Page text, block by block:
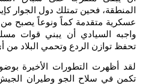
المنطقة، فحين تمتلك دول الجوار
عسكرية متقدمة كماً ونوعاً يصبح
واجبه السيادي أن يبني قوات
تحفظ توازن الردع وتحمي البلاد من
لقد أظهرت التطورات الأخيرة
تكمن في سلاح الجو وطيران